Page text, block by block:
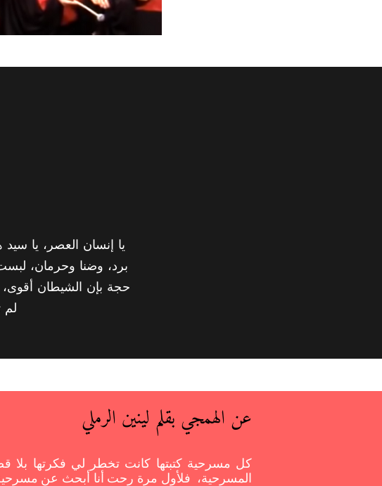
يا إنسان العصر، يا
برد، وضنا وحرمان،
حجة بإن الشيطان
لم
عن الهمجي بقلم لينين الرملي
كل مسرحية كتبتها كانت تخطر لي فكرتها بلا
المسرحية، فلأول مرة رحت أنا أبحث عن